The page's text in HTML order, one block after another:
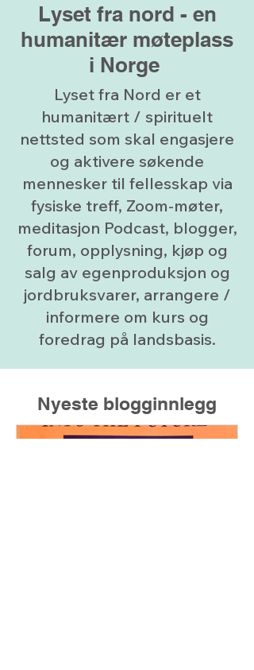
Lyset fra nord - en
humanitær møteplass
i Norge
Lyset fra Nord er et
humanitært / spirituelt
nettsted som skal engasjere
og aktivere søkende
mennesker til fellesskap via
fysiske treff, Zoom-møter,
meditasjon Podcast, blogger,
forum, opplysning, kjøp og
salg av egenproduksjon og
jordbruksvarer, arrangere /
informere om kurs og
foredrag på landsbasis.
Nyeste blogginnlegg